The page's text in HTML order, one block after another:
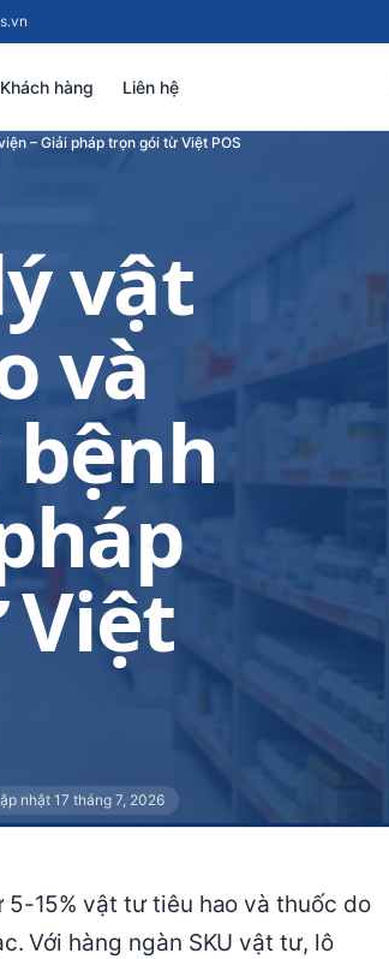
Khách hàng Liên hệ
– Giải pháp trọn gói từ Việt POS
vật
và
nhật 17 tháng 7, 2026
15% vật tư tiêu hao và thuốc do
Với hàng ngàn SKU vật tư, lô